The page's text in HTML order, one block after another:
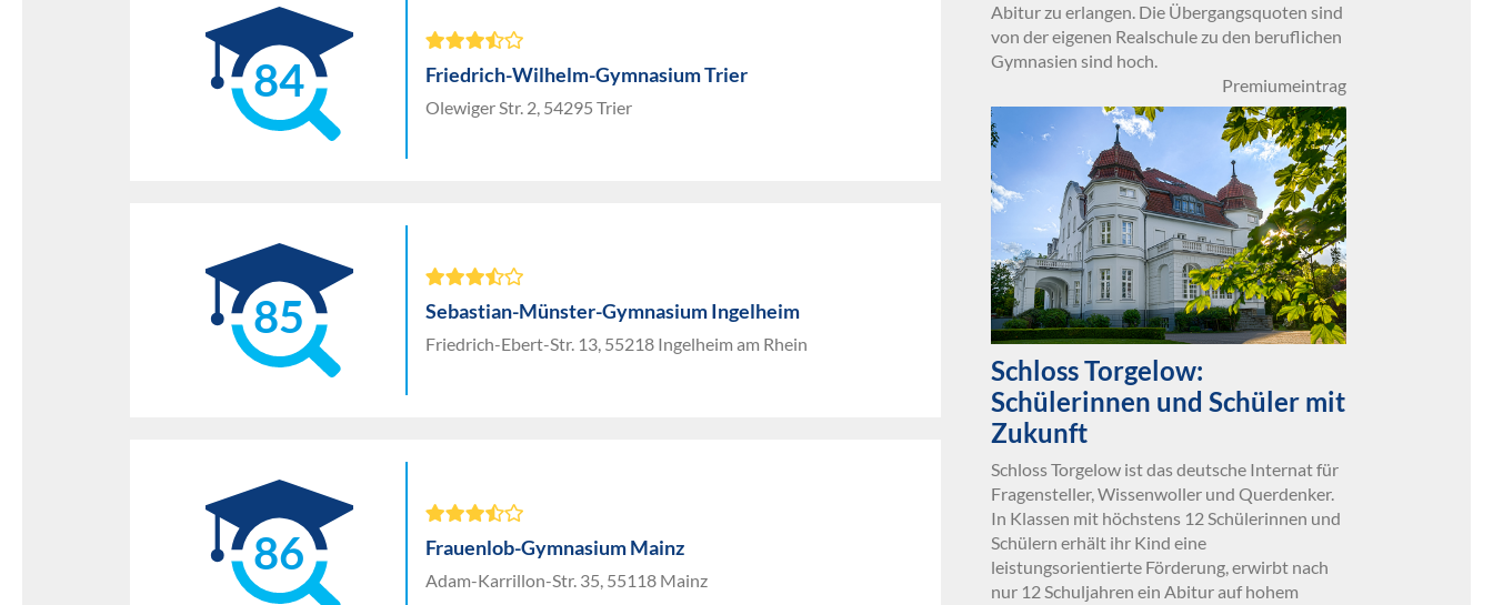
84 Friedrich-Wilhelm-Gymnasium Trier
Olewiger Str. 2, 54295 Trier
85 Sebastian-Münster-Gymnasium Ingelheim
Friedrich-Ebert-Str. 13, 55218 Ingelheim am Rhein
86 Frauenlob-Gymnasium Mainz
Adam-Karrillon-Str. 35, 55118 Mainz
Abitur zu erlangen. Die Übergangsquoten sind
von der eigenen Realschule zu den beruflichen
Gymnasien sind hoch.
Premiumeintrag
Schloss Torgelow:
Schülerinnen und Schüler mit
Zukunft
Schloss Torgelow ist das deutsche Internat für
Fragensteller, Wissenwoller und Querdenker.
In Klassen mit höchstens 12 Schülerinnen und
Schülern erhält ihr Kind eine
leistungsorientierte Förderung, erwirbt nach
nur 12 Schuljahren ein Abitur auf hohem